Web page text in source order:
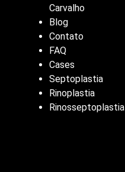
Carvalho
Blog
Contato
FAQ
Cases
Septoplastia
Rinoplastia
Rinosseptoplastia